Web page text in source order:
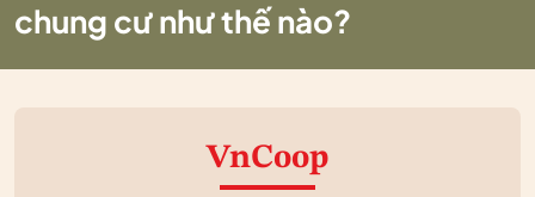
chung cư như thế nào?
VnCoop